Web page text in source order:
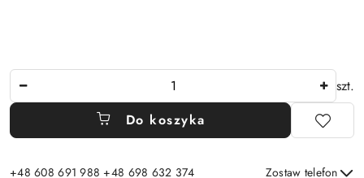
szt.
Do koszyka
+48 608 691 988 +48 698 632 374 Zostaw telefon